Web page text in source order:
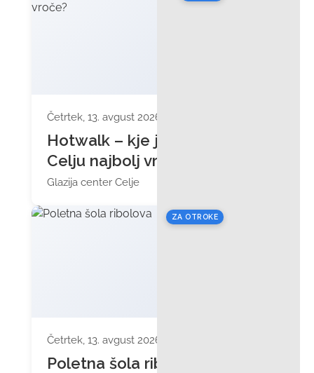
Četrtek, 13. avgust 2026 ob 11:00
Hotwalk – kje je v
Celju najbolj vroče?
Glazija center Celje
ZA OTROKE
Četrtek, 13. avgust 2026 ob 17:00
Poletna šola ribolova